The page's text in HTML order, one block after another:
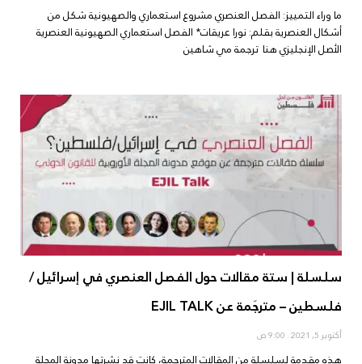
ما وراء التمييز: الفصل العنصري مشروع استعماري والصهيونية شكل من
أشكال العنصرية بقلم: نورا عريقات* الفصل استعماري الصهيونية العنصرية
الأصل الإنجليزي هنا ترجمة مي شاهين
سلسلة | ستة مقالات حول الفصل العنصري في إسرائيل /
فلسطين – مترجَمة عن EJIL TALK
أكتوبر 5, 2021
هذه مقدمة لسلسلة من المقالات المترجمة، كانت قد نشرتها مدونة المجلة